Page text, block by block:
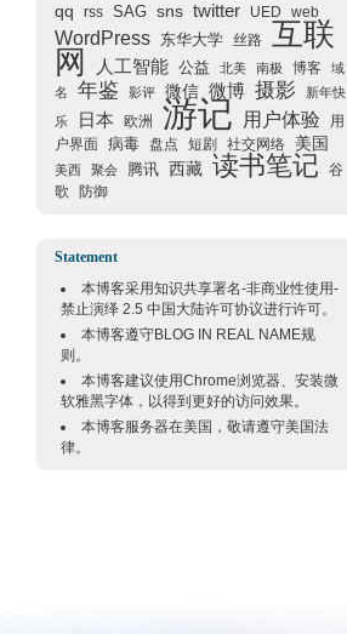
qq rss SAG sns twitter UED web
WordPress 东华大学 丝路 互联
网
人工智能 公益 北美 南极 博客
域
名
年鉴 影评 微信 微博 摄影
新年快
乐
日本 欧洲 游记 用户体验
用
户界面
病毒 盘点 短剧 社交网络 美国
美西 聚会 腾讯 西藏 读书笔记
谷
歌
防御
Statement
本博客采用知识共享署名-非商业性使用-
禁止演绎 2.5 中国大陆许可协议进行许可。
本博客遵守BLOG IN REAL NAME规
则。
本博客建议使用Chrome浏览器、安装微
软雅黑字体，以得到更好的访问效果。
本博客服务器在美国 ，敬请遵守美国法
律。